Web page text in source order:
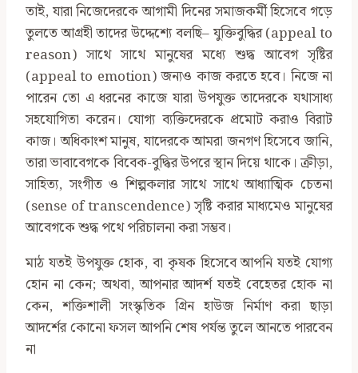
তাই, যারা নিজেদেরকে আগামী দিনের সমাজকর্মী হিসেবে গড়ে
তুলতে আগ্রহী তাদের উদ্দেশ্যে বলছি– যুক্তিবুদ্ধির (appeal to
reason) সাথে সাথে মানুষের মধ্যে শুদ্ধ আবেগ সৃষ্টির
(appeal to emotion) জন্যও কাজ করতে হবে। নিজে না
পারেন তো এ ধরনের কাজে যারা উপযুক্ত তাদেরকে যথাসাধ্য
সহযোগিতা করেন। যোগ্য ব্যক্তিদেরকে প্রমোট করাও বিরাট
কাজ। অধিকাংশ মানুষ, যাদেরকে আমরা জনগণ হিসেবে জানি,
তারা ভাবাবেগকে বিবেক-বুদ্ধির উপরে স্থান দিয়ে থাকে। ক্রীড়া,
সাহিত্য, সংগীত ও শিল্পকলার সাথে সাথে আধ্যাত্মিক চেতনা
(sense of transcendence) সৃষ্টি করার মাধ্যমেও মানুষের
আবেগকে শুদ্ধ পথে পরিচালনা করা সম্ভব।
মাঠ যতই উপযুক্ত হোক, বা কৃষক হিসেবে আপনি যতই যোগ্য
হোন না কেন; অথবা, আপনার আদর্শ যতই বেহেতর হোক না
কেন, শক্তিশালী সংস্কৃতিক গ্রিন হাউজ নির্মাণ করা ছাড়া
আদর্শের কোনো ফসল আপনি শেষ পর্যন্ত তুলে আনতে পারবেন
না